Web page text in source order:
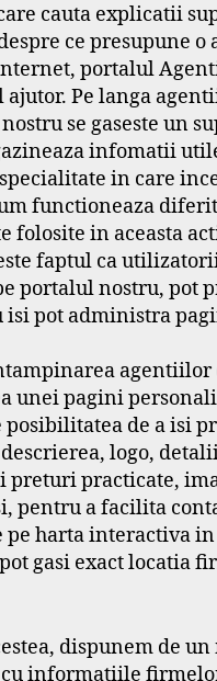
cauta explicatii
ce presupune o
portalul
ajutor. Pe langa
se gaseste un
infomatii
in care
functioneaza
folosite in aceasta
faptul ca
portalul nostru, pot
isi pot administra
unei pagini
de a isi
logo,
preturi practicate,
pentru a facilita
harta interactiva in
gasi exact locatia
dispunem de
informatiile